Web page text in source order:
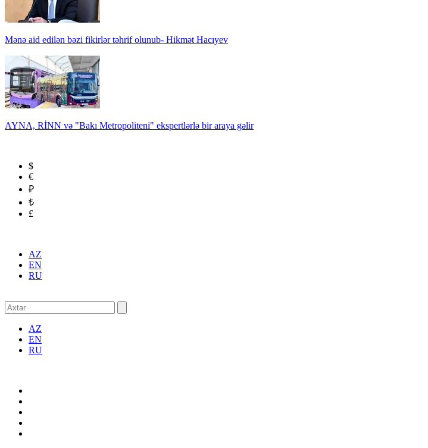
Mənə aid edilən bəzi fikirlər təhrif olunub- Hikmət Hacıyev
AYNA, RİNN və "Bakı Metropoliteni" ekspertlərlə bir araya gəlir
$
€
₽
₺
£
AZ
EN
RU
AZ
EN
RU